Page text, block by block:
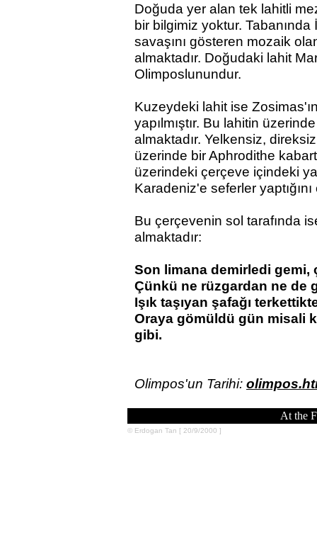
Doğuda yer alan tek lahitli
bir bilgimiz yoktur. Tabanında
savaşını gösteren mozaik
almaktadır. Doğudaki lahit
Olimposlunundur.
Kuzeydeki lahit ise
yapılmıştır. Bu lahitin
almaktadır. Yelkensiz,
üzerinde bir Aphrodithe
üzerindeki çerçeve içindeki
Karadeniz'e seferler
Bu çerçevenin sol tarafında
almaktadır:
Son limana demirledi gemi,
Çünkü ne rüzgardan ne de
Işık taşıyan şafağı
Oraya gömüldü gün misali
gibi.
Olimpos'un Tarihi:
At the
© Erdogan Tan [ 20/9/2000 ]